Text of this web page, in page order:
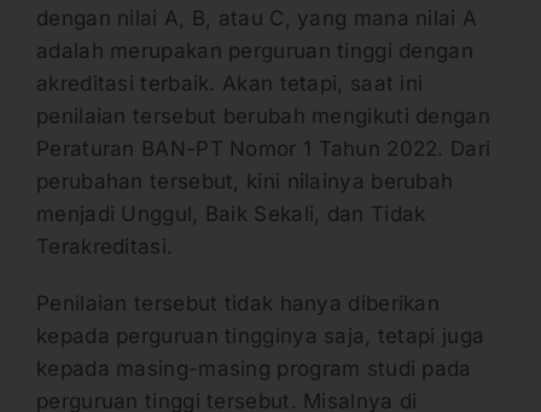
dengan nilai A, B, atau C, yang mana nilai A
adalah merupakan perguruan tinggi dengan
akreditasi terbaik. Akan tetapi, saat ini
penilaian tersebut berubah mengikuti dengan
Peraturan BAN-PT Nomor 1 Tahun 2022. Dari
perubahan tersebut, kini nilainya berubah
menjadi Unggul, Baik Sekali, dan Tidak
Terakreditasi.
Penilaian tersebut tidak hanya diberikan
kepada perguruan tingginya saja, tetapi juga
kepada masing-masing program studi pada
perguruan tinggi tersebut. Misalnya di